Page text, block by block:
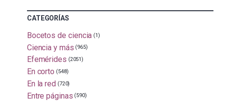
CATEGORÍAS
Bocetos de ciencia (1)
Ciencia y más (965)
Efemérides (2051)
En corto (548)
En la red (720)
Entre páginas (590)